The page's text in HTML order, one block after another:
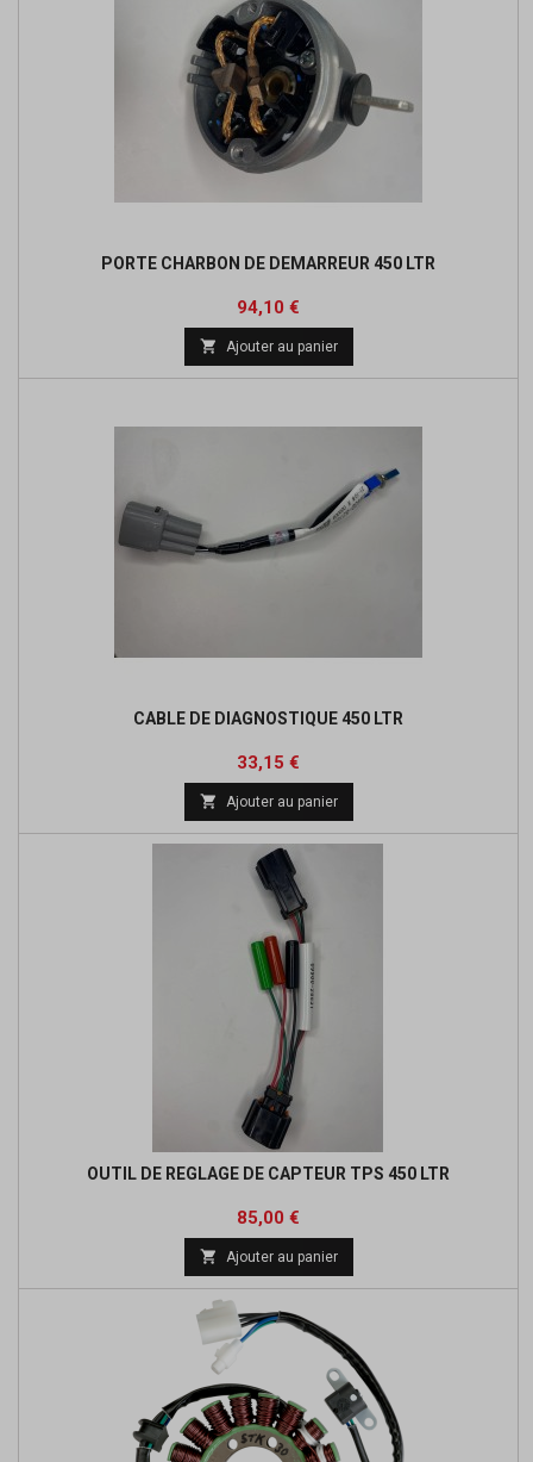
PORTE CHARBON DE DEMARREUR 450 LTR
Prix
94,10 €
base
 Ajouter au panier
CABLE DE DIAGNOSTIQUE 450 LTR
Prix
33,15 €
base
 Ajouter au panier
OUTIL DE REGLAGE DE CAPTEUR TPS 450 LTR
Prix
85,00 €
 Ajouter au panier